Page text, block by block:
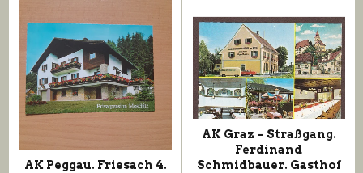
AK Peggau. Friesach 4.
AK Graz – Straßgang.
Ferdinand
Schmidbauer. Gasthof